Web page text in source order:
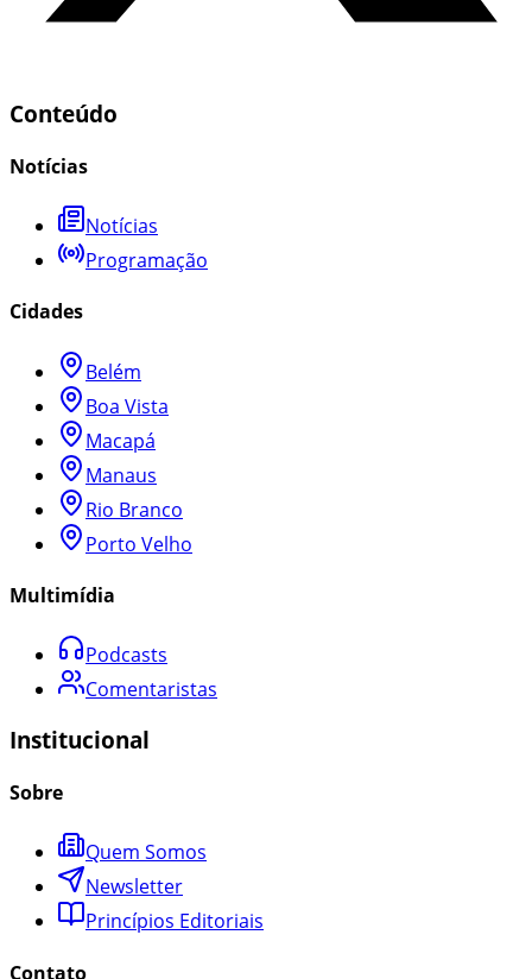
Conteúdo
Notícias
Notícias
Programação
Cidades
Belém
Boa Vista
Macapá
Manaus
Rio Branco
Porto Velho
Multimídia
Podcasts
Comentaristas
Institucional
Sobre
Quem Somos
Newsletter
Princípios Editoriais
Contato